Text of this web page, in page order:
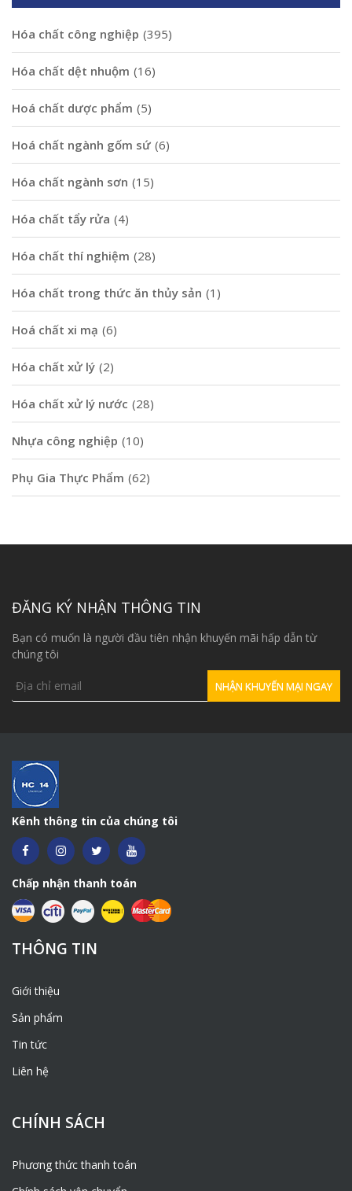
Hóa chất công nghiệp (395)
Hóa chất dệt nhuộm (16)
Hoá chất dược phẩm (5)
Hoá chất ngành gốm sứ (6)
Hóa chất ngành sơn (15)
Hóa chất tẩy rửa (4)
Hóa chất thí nghiệm (28)
Hóa chất trong thức ăn thủy sản (1)
Hoá chất xi mạ (6)
Hóa chất xử lý (2)
Hóa chất xử lý nước (28)
Nhựa công nghiệp (10)
Phụ Gia Thực Phẩm (62)
ĐĂNG KÝ NHẬN THÔNG TIN
Bạn có muốn là người đầu tiên nhận khuyến mãi hấp dẫn từ
chúng tôi
Kênh thông tin của chúng tôi
Chấp nhận thanh toán
THÔNG TIN
Giới thiệu
Sản phẩm
Tin tức
Liên hệ
CHÍNH SÁCH
Phương thức thanh toán